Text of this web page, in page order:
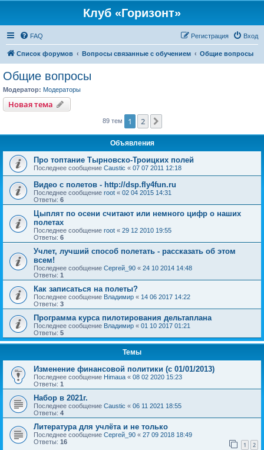
Клуб «Горизонт»
FAQ Вход
Регистрация
Список форумов Вопросы связанные с обучением Общие вопросы
Общие вопросы
Модератор: Модераторы
Новая тема
89 тем 1 2
Объявления
Про топтание Тырновско-Троицких полей
Последнее сообщение Caustic « 07 07 2011 12:18
Видео с полетов - http://dsp.fly4fun.ru
Последнее сообщение root « 02 04 2015 14:31
Ответы: 6
Цыплят по осени считают или немного цифр о наших
полетах
Последнее сообщение root « 29 12 2010 19:55
Ответы: 6
Учлет, лучший способ полетать - рассказать об этом
всем!
Последнее сообщение Сергей_90 « 24 10 2014 14:48
Ответы: 1
Как записаться на полеты?
Последнее сообщение Владимир « 14 06 2017 14:22
Ответы: 3
Программа курса пилотирования дельтаплана
Последнее сообщение Владимир « 01 10 2017 01:21
Ответы: 5
Темы
Изменение финансовой политики (с 01/01/2013)
Последнее сообщение Himaua « 08 02 2020 15:23
Ответы: 1
Набор в 2021г.
Последнее сообщение Caustic « 06 11 2021 18:55
Ответы: 4
Литература для учлёта и не только
Последнее сообщение Сергей_90 « 27 09 2018 18:49
Ответы: 16 1 2